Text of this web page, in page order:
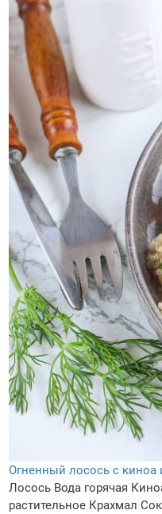
Огненный лосось с киноа
Лосось Вода горячая
растительное Крахмал